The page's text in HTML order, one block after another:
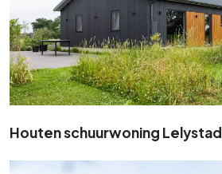
Houten schuurwoning Lelystad